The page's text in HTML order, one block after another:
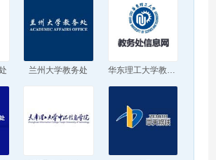
兰州大学教务处 华东理工大学教务处